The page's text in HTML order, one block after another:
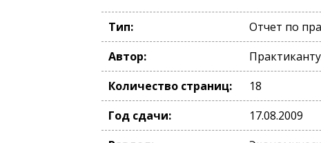
Тип:
Отчет по
Автор:
Количество страниц:
18
Год сдачи:
17.08.2009